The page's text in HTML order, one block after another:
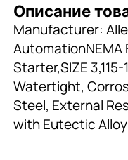
Описание
Manufacturer:
AutomationNEMA
Starter,SIZE
Watertight,
Steel, External
with Eutectic